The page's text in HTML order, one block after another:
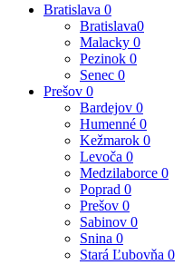
Bratislava 0
Bratislava0
Malacky 0
Pezinok 0
Senec 0
Prešov 0
Bardejov 0
Humenné 0
Kežmarok 0
Levoča 0
Medzilaborce 0
Poprad 0
Prešov 0
Sabinov 0
Snina 0
Stará Ľubovňa 0